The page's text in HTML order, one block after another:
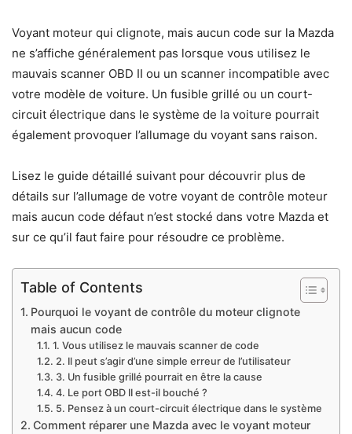
Voyant moteur qui clignote, mais aucun code sur la Mazda
ne s’affiche généralement pas lorsque vous utilisez le
mauvais scanner OBD II ou un scanner incompatible avec
votre modèle de voiture. Un fusible grillé ou un court-
circuit électrique dans le système de la voiture pourrait
également provoquer l’allumage du voyant sans raison.
Lisez le guide détaillé suivant pour découvrir plus de
détails sur l’allumage de votre voyant de contrôle moteur
mais aucun code défaut n’est stocké dans votre Mazda et
sur ce qu’il faut faire pour résoudre ce problème.
Table of Contents
Pourquoi le voyant de contrôle du moteur clignote
mais aucun code
1. Vous utilisez le mauvais scanner de code
2. Il peut s’agir d’une simple erreur de l’utilisateur
3. Un fusible grillé pourrait en être la cause
4. Le port OBD II est-il bouché ?
5. Pensez à un court-circuit électrique dans le système
Comment réparer une Mazda avec le voyant moteur